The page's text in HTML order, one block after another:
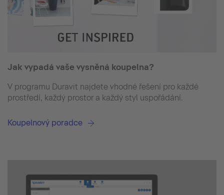
Jak vypadá vaše vysněná koupelna?
V programu Duravit najdete vhodné řešení pro každé
prostředí, každý prostor a každý styl uspořádání.
Koupelnový poradce